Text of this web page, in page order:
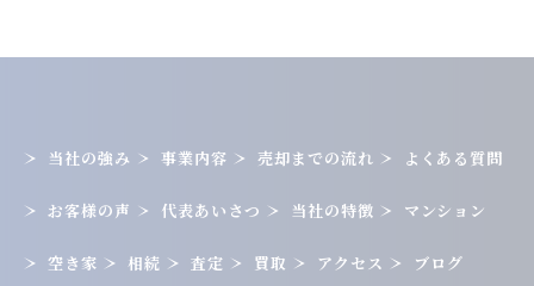
当社の強み 事業内容 売却までの流れ よくある質問
お客様の声 代表あいさつ 当社の特徴 マンション
空き家 相続 査定 買取 アクセス ブログ